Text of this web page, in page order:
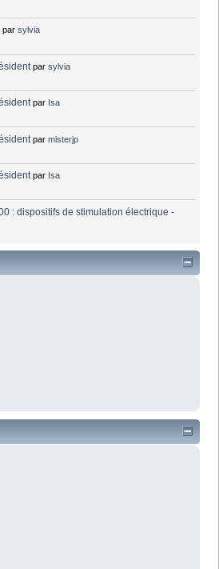
parsylvia
parsylvia
par Isa
parmisterjp
par Isa
: dispositifs de stimulation électrique -